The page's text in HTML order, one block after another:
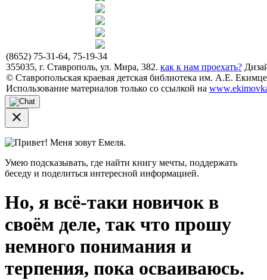
(8652) 75-31-64, 75-19-34
355035, г. Ставрополь, ул. Мира, 382. как к нам проехать?
© Ставропольская краевая детская библиотека им. А.Е.
Использование материалов только со ссылкой на
close
Привет! Меня зовут Емеля.
Умею подсказывать, где найти книгу мечты, поддержать
беседу и поделиться интересной информацией.
Но, я всё-таки новичок в
своём деле, так что прошу
немного понимания и
терпения, пока осваиваюсь.